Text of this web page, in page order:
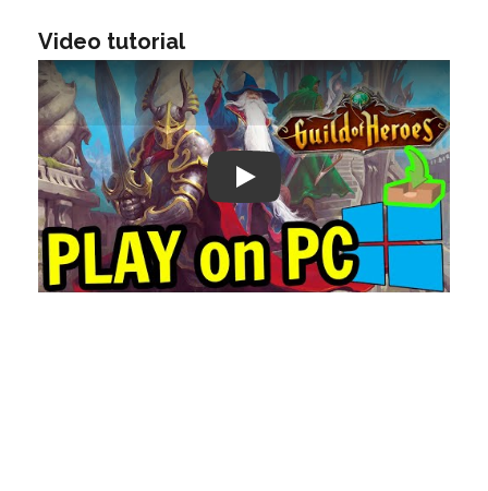
Video tutorial
Play: Keynote (Google I/O '18)